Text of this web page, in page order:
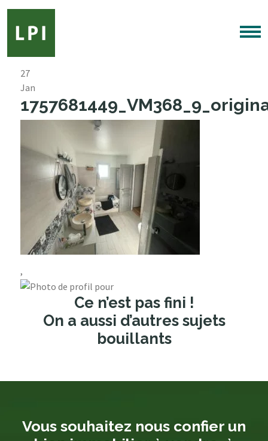
27
Jan
,
Ce n’est pas fini !
On a aussi d’autres sujets
bouillants
Vous souhaitez nous confier un